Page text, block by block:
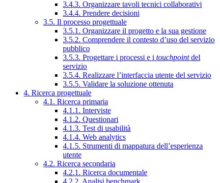
3.4.3. Organizzare tavoli tecnici collaborativi
3.4.4. Prendere decisioni
3.5. Il processo progettuale
3.5.1. Organizzare il progetto e la sua gestione
3.5.2. Comprendere il contesto d’uso del servizio
pubblico
3.5.3. Progettare i processi e i touchpointdel
servizio
3.5.4. Realizzare l’interfaccia utente del servizio
3.5.5. Validare la soluzione ottenuta
4. Ricerca progettuale
4.1. Ricerca primaria
4.1.1. Interviste
4.1.2. Questionari
4.1.3. Test di usabilità
4.1.4. Web analytics
4.1.5. Strumenti di mappatura dell’esperienza
utente
4.2. Ricerca secondaria
4.2.1. Ricerca documentale
4.2.2. Analisi benchmark